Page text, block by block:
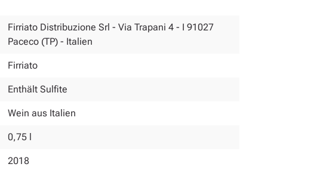
Firriato Distribuzione Srl - Via Trapani 4 - I 91027
Paceco (TP) - Italien
Firriato
Enthält Sulfite
Wein aus Italien
0,75 l
2018